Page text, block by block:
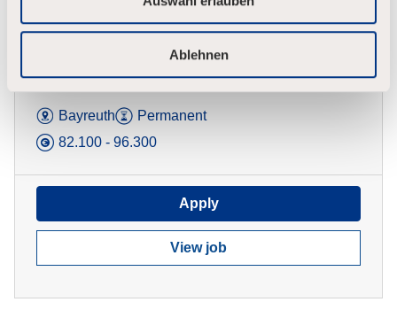
Ablehnen
Technical Application Manager -
Microsoft Dynamics CRM (m/w/d)
Bayreuth
Permanent
82.100 - 96.300
Apply
View job